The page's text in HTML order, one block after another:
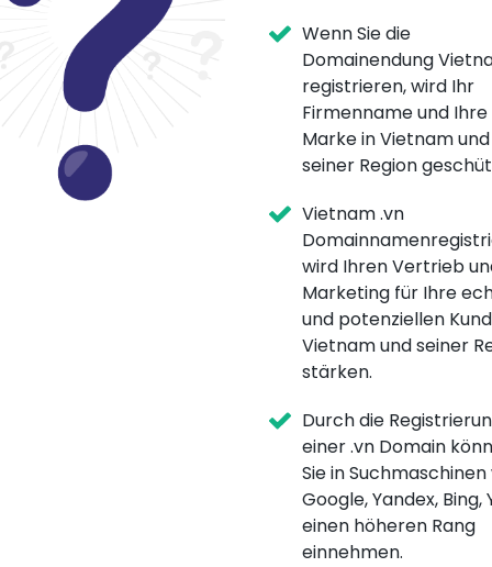
Wenn Sie die
Domainendung
registrieren, wird Ihr
Firmenname und Ihre
Marke in Vietnam und
seiner Region
Vietnam .vn
wird Ihren Vertrieb
Marketing für Ihre
und potenziellen
Vietnam und seiner
stärken.
Durch die
einer .vn Domain
Sie in Suchmaschinen
Google, Yandex, Bing,
einen höheren Rang
einnehmen.